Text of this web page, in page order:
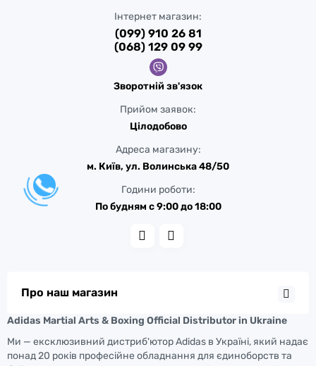
Інтернет магазин:
(099) 910 26 81
(068) 129 09 99
Зворотній зв'язок
Прийом заявок:
Цілодобово
Адреса магазину:
м. Київ, ул. Волинська 48/50
Години роботи:
По будням с 9:00 до 18:00
Про наш магазин
Adidas Martial Arts & Boxing Official Distributor in Ukraine
Ми — ексклюзивний дистриб'ютор Adidas в Україні, який надає
понад 20 років професійне обладнання для єдиноборств та